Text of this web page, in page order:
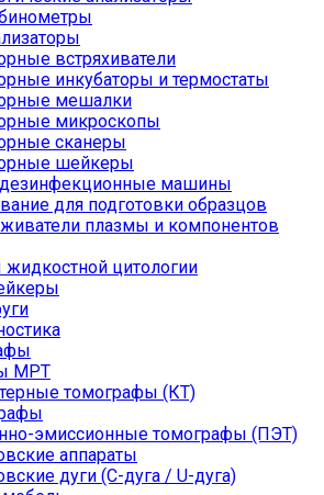
встряхиватели
инкубаторы и термостаты
мешалки
микроскопы
сканеры
шейкеры
машины
для подготовки образцов
плазмы и компонентов
цитологии
МРТ
томографы (КТ)
эмиссионные томографы (ПЭТ)
аппараты
дуги (С-дуга / U-дуга)